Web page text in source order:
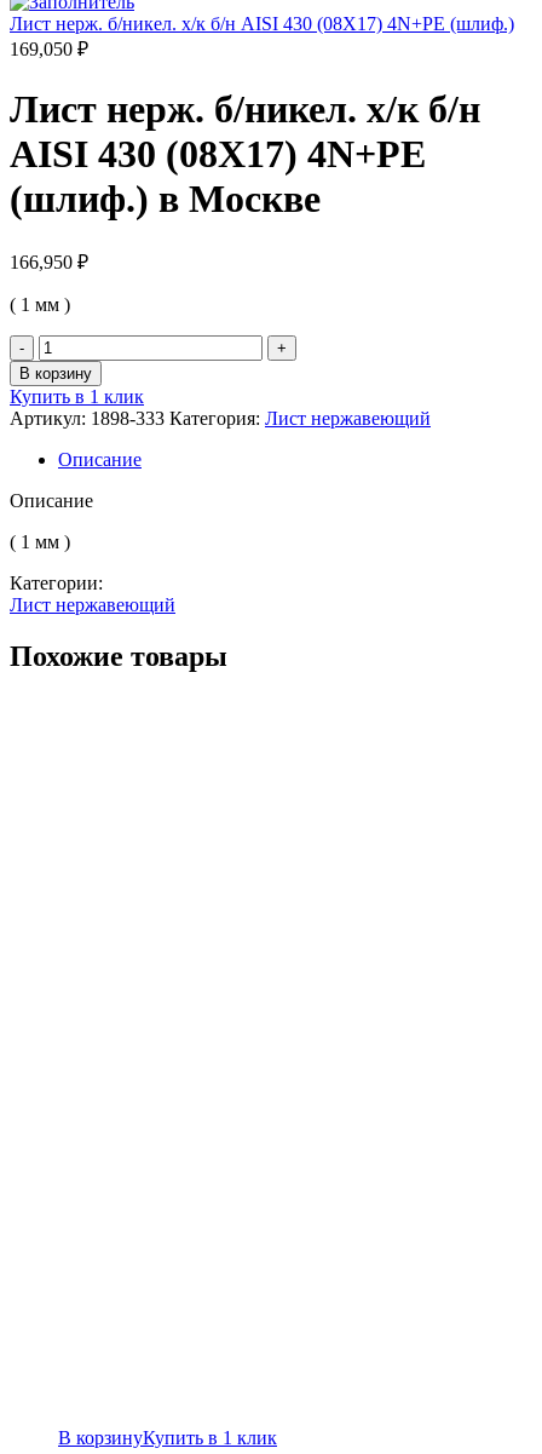
Лист нерж. б/никел. х/к б/н AISI 430 (08Х17) 4N+PE (шлиф.)
169,050 ₽
Лист нерж. б/никел. х/к б/н
AISI 430 (08Х17) 4N+PE
(шлиф.) в Москве
166,950 ₽
( 1 мм )
Количество
товара
Лист
нерж.
б/
никел.
к
н
430
(08Х17)
(шлиф.)
В корзину
Купить в 1 клик
Артикул: 1898-333 Категория: Лист нержавеющий
Описание
Описание
( 1 мм )
Категории:
Лист нержавеющий
Похожие товары
В корзинуКупить в 1 клик